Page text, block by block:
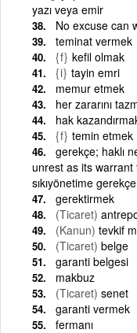
yazı veya emir
No excuse can
teminat vermek
{f} kefil olmak
{i} tayin emri
memur etmek
her zararını
hak
{f} temin etmek
gerekçe; haklı
unrest as its
sıkıyönetime
gerektirmek
(Ticaret)
(Kanun) tevkif
(Ticaret) belge
garanti belgesi
makbuz
(Ticaret) senet
garanti vermek
fermanı